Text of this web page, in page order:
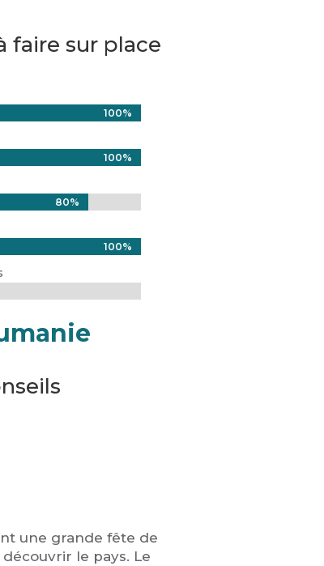
faire sur place
100%
100%
100%
100%
80%
80%
100%
100%
une grande fête de
le pays. Le